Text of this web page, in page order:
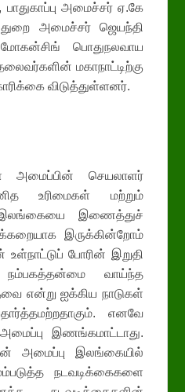
அமைச்சர் ஏ.கே
அமைச்சர் ஜெயந்தி
பொதுநலவாய
மகாநாட்டிற்கு
விடுத்துள்ளனர்.
அமைப்பின் செயலாளர்
உரிமைகள் மற்றும்
இலங்கையை இணைத்துச்
இருக்கின்றோம்
போரின் இறுதி
வாய்ந்த
என்று ஐக்கிய நாடுகள்
எனவே
இணங்கமாட்டாது.
அமைப்பு இலங்கையில்
நடவடிக்கைகளை